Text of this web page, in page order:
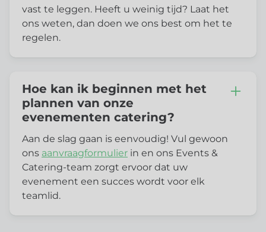
vast te leggen. Heeft u weinig tijd? Laat het
ons weten, dan doen we ons best om het te
regelen.
Hoe kan ik beginnen met het
plannen van onze
evenementen catering?
Aan de slag gaan is eenvoudig! Vul gewoon
ons aanvraagformulier in en ons Events &
Catering-team zorgt ervoor dat uw
evenement een succes wordt voor elk
teamlid.